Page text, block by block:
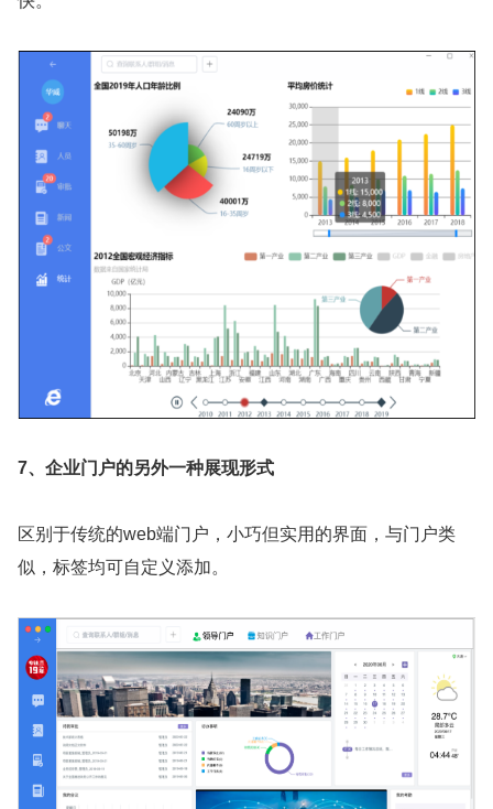
7、企业门户的另外一种展现形式
区别于传统的web端门户，小巧但实用的界面，与门户类
似，标签均可自定义添加。